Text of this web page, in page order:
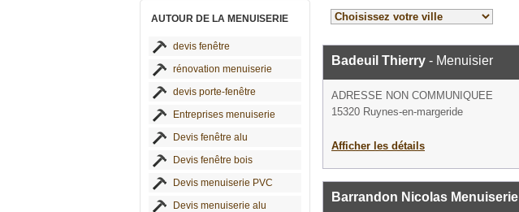
AUTOUR DE LA MENUISERIE
devis fenêtre
rénovation menuiserie
devis porte-fenêtre
Entreprises menuiserie
Devis fenêtre alu
Devis fenêtre bois
Devis menuiserie PVC
Devis menuiserie alu
Badeuil Thierry - Menuisier
ADRESSE NON COMMUNIQUEE
15320 Ruynes-en-margeride
Afficher les détails
Barrandon Nicolas Menuiserie